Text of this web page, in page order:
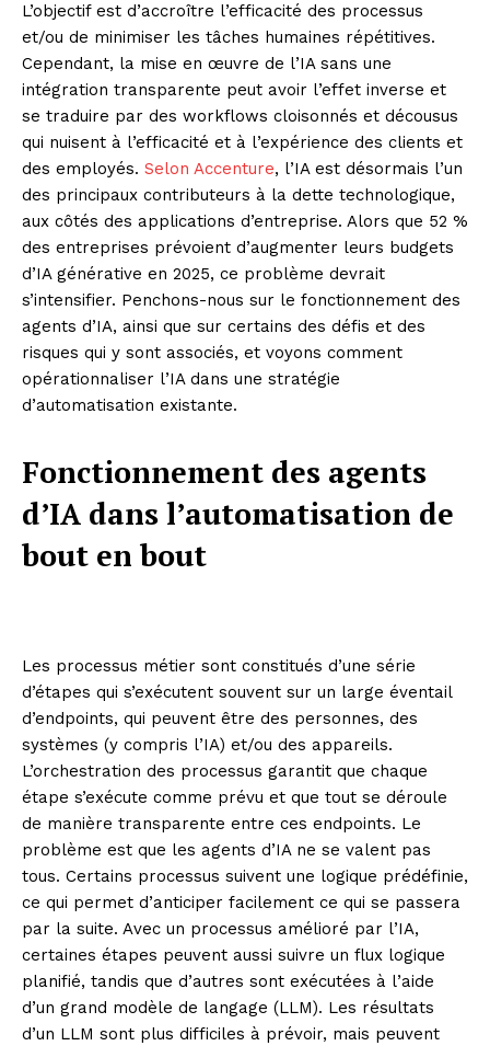
L’objectif est d’accroître l’efficacité des processus
et/ou de minimiser les tâches humaines répétitives.
Cependant, la mise en œuvre de l’IA sans une
intégration transparente peut avoir l’effet inverse et
se traduire par des workflows cloisonnés et décousus
qui nuisent à l’efficacité et à l’expérience des clients et
des employés. Selon Accenture, l’IA est désormais l’un
des principaux contributeurs à la dette technologique,
aux côtés des applications d’entreprise. Alors que 52 %
des entreprises prévoient d’augmenter leurs budgets
d’IA générative en 2025, ce problème devrait
s’intensifier. Penchons-nous sur le fonctionnement des
agents d’IA, ainsi que sur certains des défis et des
risques qui y sont associés, et voyons comment
opérationnaliser l’IA dans une stratégie
d’automatisation existante.
Fonctionnement des agents
d’IA dans l’automatisation de
bout en bout
Les processus métier sont constitués d’une série
d’étapes qui s’exécutent souvent sur un large éventail
d’endpoints, qui peuvent être des personnes, des
systèmes (y compris l’IA) et/ou des appareils.
L’orchestration des processus garantit que chaque
étape s’exécute comme prévu et que tout se déroule
de manière transparente entre ces endpoints. Le
problème est que les agents d’IA ne se valent pas
tous. Certains processus suivent une logique prédéfinie,
ce qui permet d’anticiper facilement ce qui se passera
par la suite. Avec un processus amélioré par l’IA,
certaines étapes peuvent aussi suivre un flux logique
planifié, tandis que d’autres sont exécutées à l’aide
d’un grand modèle de langage (LLM). Les résultats
d’un LLM sont plus difficiles à prévoir, mais peuvent